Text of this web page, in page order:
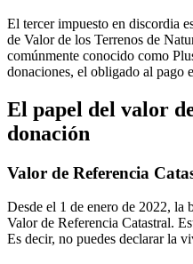
El tercer impuesto en discordia
de Valor de los Terrenos de
comúnmente conocido como
donaciones, el obligado al pago
El papel del valor
donación
Valor de Referencia
Desde el 1 de enero de 2022, la
Valor de Referencia Catastral.
Es decir, no puedes declarar la